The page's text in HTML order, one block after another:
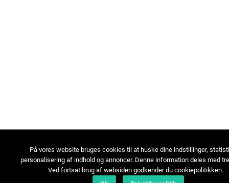
På vores website bruges cookies til at huske dine indstillinger,
personalisering af indhold og annoncer. Denne information deles med
Ved fortsat brug af websiden godkender du cookiepolitikken.